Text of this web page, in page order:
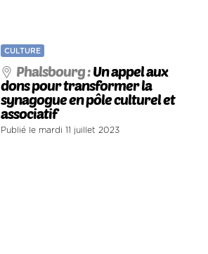
CULTURE
Phalsbourg :Un appel aux
dons pour transformer la
synagogue en pôle culturel et
associatif
Publié le mardi 11 juillet 2023